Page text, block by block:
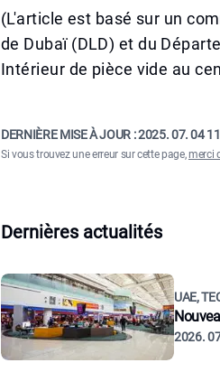
(L'article est basé sur un
de Dubaï (DLD) et du
Intérieur de pièce vide au
DERNIÈRE MISE À JOUR :2025. 07. 04
Si vous trouvez une erreur sur cette page,merci
Dernières actualités
UAE,
2026.